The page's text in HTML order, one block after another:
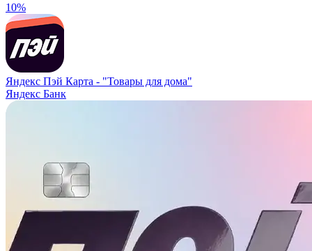
10%
Яндекс Пэй Карта - "Товары для дома"
Яндекс Банк